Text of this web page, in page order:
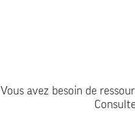
Vous avez besoin de